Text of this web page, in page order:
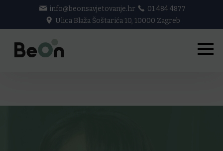
info@beonsavjetovanje.hr
01 484 4877
Ulica Blaža Šoštarića 10, 10000 Zagreb